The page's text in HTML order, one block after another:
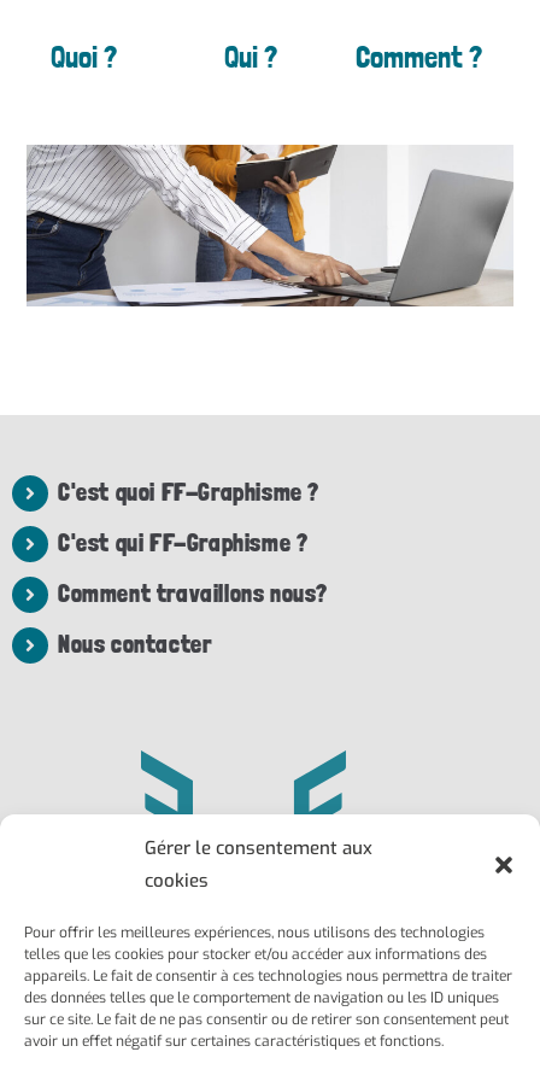
Gérer le consentement aux
cookies
Pour offrir les meilleures expériences, nous utilisons des technologies
telles que les cookies pour stocker et/ou accéder aux informations des
appareils. Le fait de consentir à ces technologies nous permettra de traiter
des données telles que le comportement de navigation ou les ID uniques
sur ce site. Le fait de ne pas consentir ou de retirer son consentement peut
avoir un effet négatif sur certaines caractéristiques et fonctions.
Quoi ? Qui ? Comment ?
C'est quoi FF-Graphisme ?
C'est qui FF-Graphisme ?
Comment travaillons nous?
Nous contacter
Philippe
Larroque
Marseille 13004
06 22 03 41 88
Frédéric
Ailhaud
Marseille 13002
06 37 75 72 05